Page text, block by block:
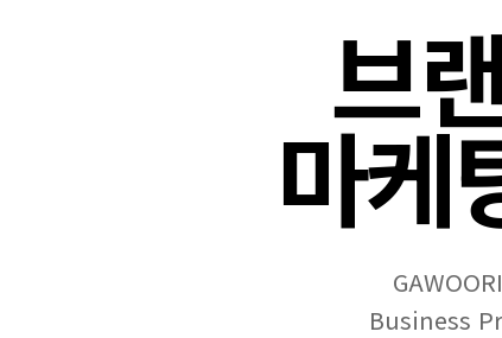
브
마케
Business